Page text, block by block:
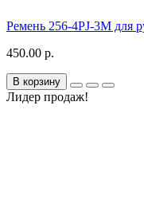
Ремень 256-4PJ-3M для
450.00 р.
В корзину
Лидер продаж!